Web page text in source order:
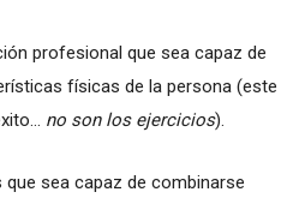
profesional que sea capaz de
físicas de la persona (este
no son los ejercicios).
que sea capaz de combinarse